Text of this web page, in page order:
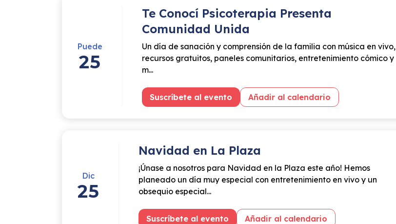
Puede
25
Te Conocí Psicoterapia Presenta
Comunidad Unida
Un día de sanación y comprensión de la familia con música en vivo,
recursos gratuitos, paneles comunitarios, entretenimiento cómico y
m...
Suscríbete al evento Añadir al calendario
Dic
25
Navidad en La Plaza
¡Únase a nosotros para Navidad en la Plaza este año! Hemos
planeado un día muy especial con entretenimiento en vivo y un
obsequio especial...
Suscríbete al evento Añadir al calendario